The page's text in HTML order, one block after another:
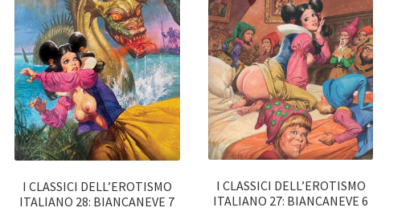
I CLASSICI DELL’EROTISMO
ITALIANO 28: BIANCANEVE 7
I CLASSICI DELL’EROTISMO
ITALIANO 27: BIANCANEVE 6